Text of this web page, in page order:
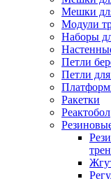
Мешки
Модули
Наборы
Петли
Петли
Ракетки
Реактобол